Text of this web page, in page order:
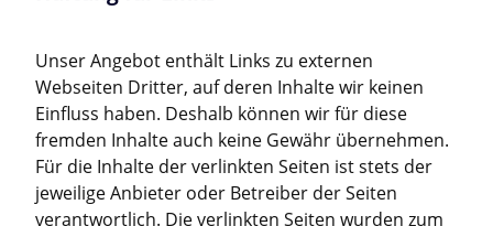
Unser Angebot enthält Links zu externen
Webseiten Dritter, auf deren Inhalte wir keinen
Einfluss haben. Deshalb können wir für diese
fremden Inhalte auch keine Gewähr übernehmen.
Für die Inhalte der verlinkten Seiten ist stets der
jeweilige Anbieter oder Betreiber der Seiten
verantwortlich. Die verlinkten Seiten wurden zum